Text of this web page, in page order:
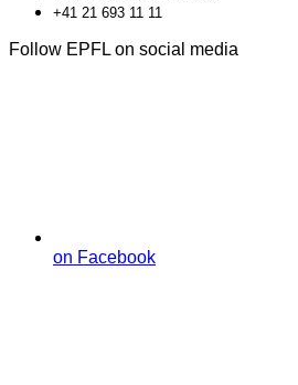
+41 21 693 11 11
Follow EPFL on social media
on Facebook